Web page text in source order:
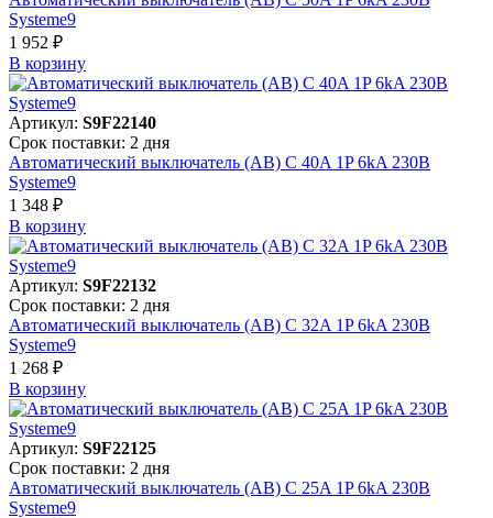
Systeme9
1 952 ₽
В корзинy
Артикул: S9F22140
Срок поставки: 2 дня
Автоматический выключатель (АВ) C 40A 1P 6kA 230В
Systeme9
1 348 ₽
В корзинy
Артикул: S9F22132
Срок поставки: 2 дня
Автоматический выключатель (АВ) C 32A 1P 6kA 230В
Systeme9
1 268 ₽
В корзинy
Артикул: S9F22125
Срок поставки: 2 дня
Автоматический выключатель (АВ) C 25A 1P 6kA 230В
Systeme9